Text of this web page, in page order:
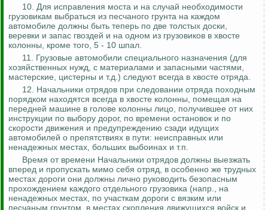
10. Для исправления моста и на случай необходимости
грузовикам выбраться из песчаного грунта на каждом
автомобиле должны быть теперь по две толстых доски,
веревки и запас гвоздей и на одном из грузовиков в хвосте
колонны, кроме того, 5 - 10 шпал.
11. Грузовые автомобили специального назначения (для
хозяйственных нужд, с материалами и запасными частями,
мастерские, цистерны и т.д.) следуют всегда в хвосте отряда.
12. Начальники отрядов при следовании отряда походным
порядком находятся всегда в хвосте колонны, помещая на
передней машине в голове колонны лицо, получившее от них
инструкции по выбору дорог, по времени остановок и по
скорости движения и предупреждению сзади идущих
автомобилей о препятствиях в пути: неисправных или
ненадежных местах, больших выбоинах и т.п.
Время от времени Начальники отрядов должны выезжать
вперед и пропускать мимо себя отряд, в особенно же трудных
местах дороги они должны лично руководить безопасным
прохождением каждого отдельного грузовика (напр., на
ненадежных местах, по участкам дороги с вязким или
песчаным грунтом, в местах скопления движущихся войск и